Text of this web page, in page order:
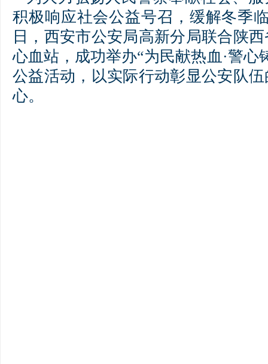
积极响应社会公益号召，缓解冬季
日，西安市公安局高新分局联合陕
心血站，成功举办“为民献热血·警心
公益活动，以实际行动彰显公安队
心。